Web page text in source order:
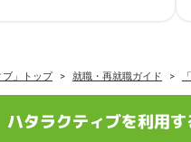
ブ」トップ 就職・再就職ガイド
ハタラクティブを利用